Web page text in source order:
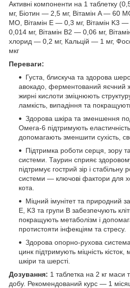
Активні компоненти на 1 таблетку
мг, Біотин — 2,5 мг, Вітамін A — 60
МО, Вітамін E — 0,3 мг, Вітамін K3
0,014 мг, Вітамін B2 — 0,06 мг,
хлорид — 0,2 мг, Кальцій — 1 мг,
мкг
Переваги:
Густа, блискуча та здорова
авокадо, ферментований яєчний
жирні кислоти зміцнюють
ламкість, випадіння та
Здорова шкіра та зменшення
Омега-6 підтримують
допомагають зменшити сухість,
Підтримка роботи серця, зору
системи. Таурин сприяє
підтримує гострий зір і стабільну
системи — ключові фактори для
кота.
Міцний імунітет та природний
Е, K3 та групи B забезпечують
покращують метаболізм і
протистояти інфекціям та стресу.
Здорова опорно-рухова
цинк підтримують міцність кісток,
шкіри та шерсті.
Дозування: 1 таблетка на 2 кг маси
добу. Рекомендований курс — 1